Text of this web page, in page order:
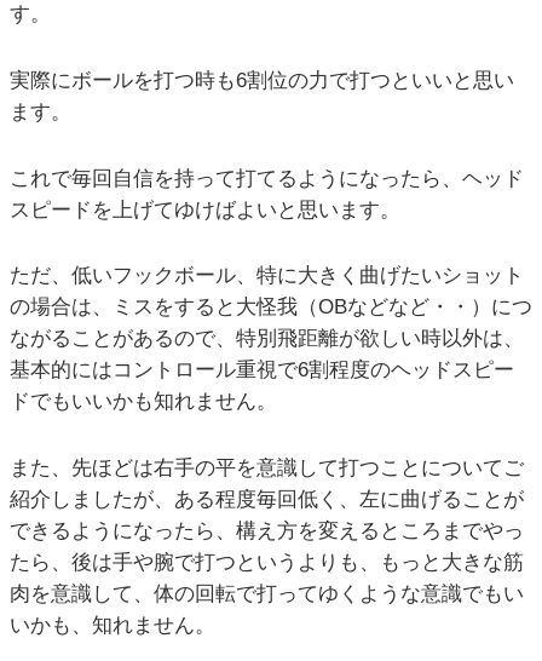
す。
実際にボールを打つ時も6割位の力で打つといいと思い
ます。
これで毎回自信を持って打てるようになったら、ヘッド
スピードを上げてゆけばよいと思います。
ただ、低いフックボール、特に大きく曲げたいショット
の場合は、ミスをすると大怪我（OBなどなど・・）につ
ながることがあるので、特別飛距離が欲しい時以外は、
基本的にはコントロール重視で6割程度のヘッドスピー
ドでもいいかも知れません。
また、先ほどは右手の平を意識して打つことについてご
紹介しましたが、ある程度毎回低く、左に曲げることが
できるようになったら、構え方を変えるところまでやっ
たら、後は手や腕で打つというよりも、もっと大きな筋
肉を意識して、体の回転で打ってゆくような意識でもい
いかも、知れません。